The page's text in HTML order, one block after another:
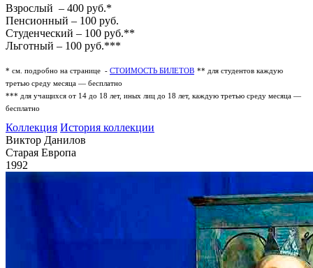
Взрослый – 400 руб.*
Пенсионный – 100 руб.
Студенческий – 100 руб.**
Льготный – 100 руб.***
* см. подробно на странице - СТОИМОСТЬ БИЛЕТОВ ** для студентов каждую
третью среду месяца — бесплатно
*** для учащихся от 14 до 18 лет, иных лиц до 18 лет, каждую третью среду месяца —
бесплатно
Коллекция История коллекции
Виктор Данилов
Старая Европа
1992